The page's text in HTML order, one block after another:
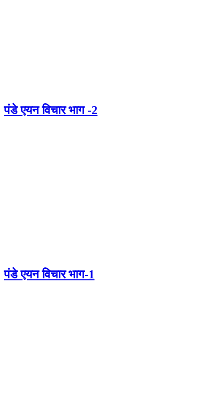
पंडे एयन विचार भाग -2
पंडे एयन विचार भाग-1